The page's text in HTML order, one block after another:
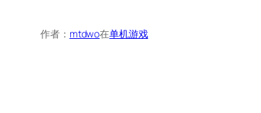
作者： mtdwo在单机游戏